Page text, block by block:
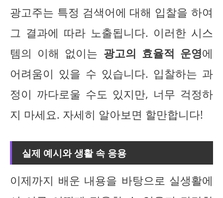
광고주는 특정 검색어에 대해 입찰을 하여
그 결과에 따라 노출됩니다. 이러한 시스
템의 이해 없이는 광고의 효율적 운영에
어려움이 있을 수 있습니다. 입찰하는 과
정이 까다로울 수도 있지만, 너무 걱정하
지 마세요. 자세히 알아보면 할만합니다!
실제 예시와 생활 속 응용
이제까지 배운 내용을 바탕으로 실생활에